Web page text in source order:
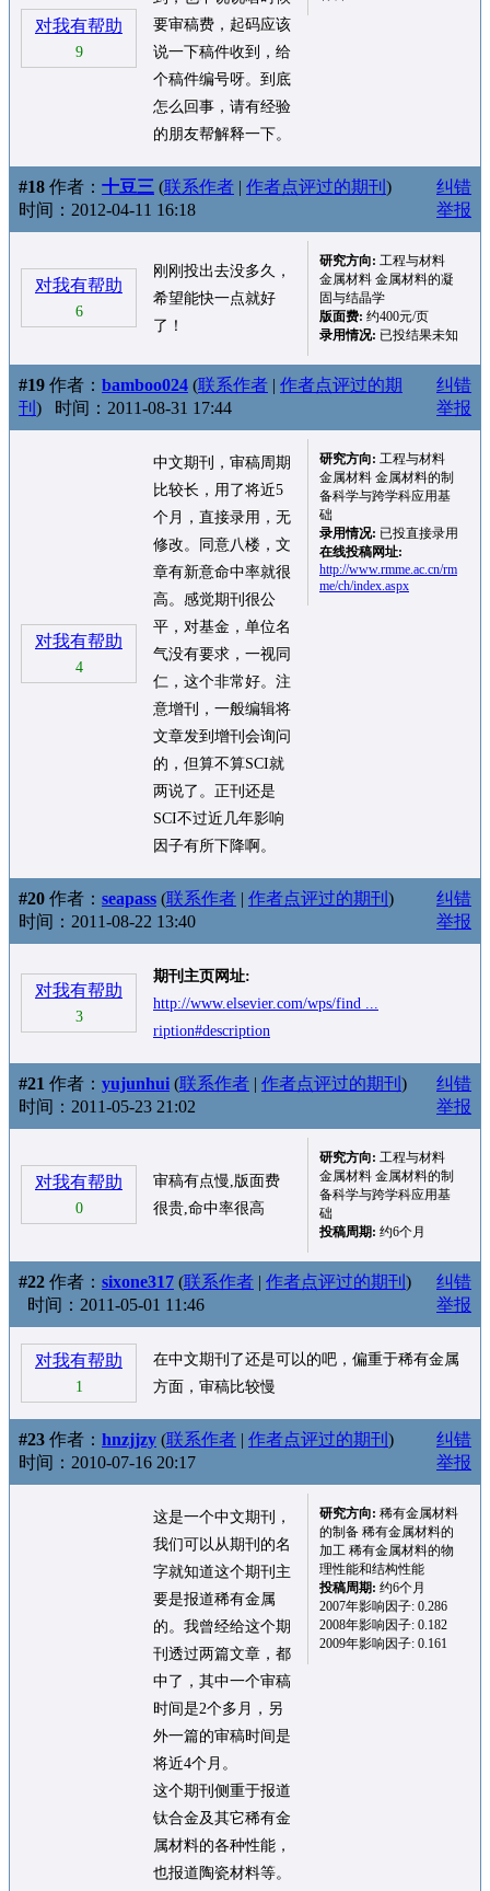
对我有帮助
9
要审稿费，起码应该
说一下稿件收到，给
个稿件编号呀。到底
怎么回事，请有经验
的朋友帮解释一下。
#18 作者： 十豆三 (联系作者 | 作者点评过的期刊 )
时间：2012-04-11 16:18
纠错
举报
对我有帮助
6
刚刚投出去没多久，
希望能快一点就好
了！
研究方向: 工程与材料
金属材料 金属材料的凝
固与结晶学
版面费: 约400元/页
录用情况: 已投结果未知
#19 作者： bamboo024 (联系作者 | 作者点评过的期
刊 ) 时间：2011-08-31 17:44
纠错
举报
对我有帮助
4
中文期刊，审稿周期
比较长，用了将近5
个月，直接录用，无
修改。同意八楼，文
章有新意命中率就很
高。感觉期刊很公
平，对基金，单位名
气没有要求，一视同
仁，这个非常好。注
意增刊，一般编辑将
文章发到增刊会询问
的，但算不算SCI就
两说了。正刊还是
SCI不过近几年影响
因子有所下降啊。
研究方向: 工程与材料
金属材料 金属材料的制
备科学与跨学科应用基
础
录用情况: 已投直接录用
在线投稿网址:
http://www.rmme.ac.cn/rm
me/ch/index.aspx
#20 作者： seapass (联系作者 | 作者点评过的期刊 )
时间：2011-08-22 13:40
纠错
举报
对我有帮助
3
期刊主页网址:
http://www.elsevier.com/wps/find ...
ription#description
#21 作者： yujunhui (联系作者 | 作者点评过的期刊 )
时间：2011-05-23 21:02
纠错
举报
对我有帮助
0
审稿有点慢,版面费
很贵,命中率很高
研究方向: 工程与材料
金属材料 金属材料的制
备科学与跨学科应用基
础
投稿周期: 约6个月
#22 作者： sixone317 (联系作者 | 作者点评过的期刊 )
时间：2011-05-01 11:46
纠错
举报
对我有帮助
1
在中文期刊了还是可以的吧，偏重于稀有金属
方面，审稿比较慢
#23 作者： hnzjjzy (联系作者 | 作者点评过的期刊 )
时间：2010-07-16 20:17
纠错
举报
这是一个中文期刊，
我们可以从期刊的名
字就知道这个期刊主
要是报道稀有金属
的。我曾经给这个期
刊透过两篇文章，都
中了，其中一个审稿
时间是2个多月，另
外一篇的审稿时间是
将近4个月。
这个期刊侧重于报道
钛合金及其它稀有金
属材料的各种性能，
也报道陶瓷材料等。
研究方向: 稀有金属材料
的制备 稀有金属材料的
加工 稀有金属材料的物
理性能和结构性能
投稿周期: 约6个月
2007年影响因子: 0.286
2008年影响因子: 0.182
2009年影响因子: 0.161